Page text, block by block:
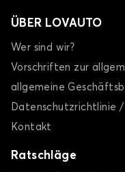
ÜBER LOVAUTO
Wer sind wir?
Vorschriften zur
allgemeine
Datenschutzrichtlinie /
Kontakt
Ratschläge